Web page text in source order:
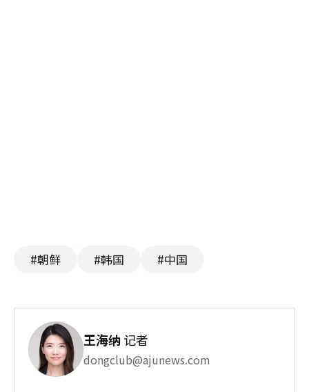
#朝鲜 #韩国 #中国
王海纳 记者
dongclub@ajunews.com